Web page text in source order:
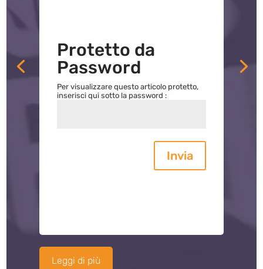
Protetto da
Password
Per visualizzare questo articolo protetto,
inserisci qui sotto la password :
Invia
Leggi di più